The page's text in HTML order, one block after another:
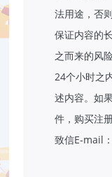
法用途，否
保证内容的
之而来的风
24个小时之
述内容。如
件，购买注
致信E-mail